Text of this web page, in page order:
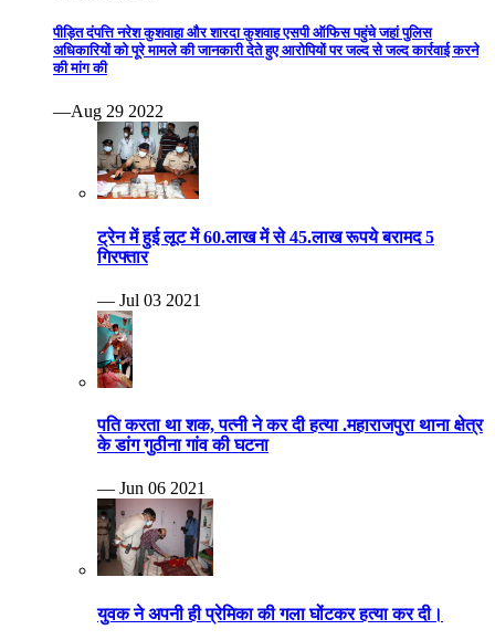
पीड़ित दंपत्ति नरेश कुशवाहा और शारदा कुशवाह एसपी ऑफिस पहुंचे जहां पुलिस
अधिकारियों को पूरे मामले की जानकारी देते हुए आरोपियों पर जल्द से जल्द कार्रवाई करने
की मांग की
—Aug 29 2022
ट्रेन में हुई लूट में 60.लाख में से 45.लाख रूपये बरामद 5
गिरफ्तार
— Jul 03 2021
पति करता था शक, पत्नी ने कर दी हत्या .महाराजपुरा थाना क्षेत्र
के डांग गुठीना गांव की घटना
— Jun 06 2021
युवक ने अपनी ही प्रेमिका की गला घोंटकर हत्या कर दी।